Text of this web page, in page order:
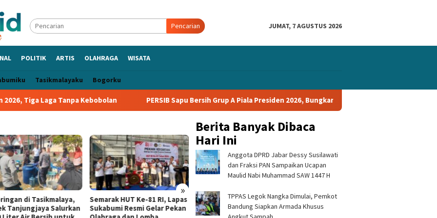
Pencarian JUMAT, 7 AGUSTUS 2026
POLITIK ARTIS OLAHRAGA WISATA
Tasikmalayaku Bogorku
Tiga Laga Tanpa Kebobolan PERSIB Sapu Bersih Grup A Piala Presiden 2026, Bungkam Tampines Rovers 1-0 dan Lolos ke
»
Salurkan
Semarak HUT Ke-81 RI, Lapas
Sukabumi Resmi Gelar Pekan
KKN UMMI dan Disdik
Kabupaten Sukabumi
Nelayan Jaring Tanam dan
Jaring Obor Ujunggenteng
Berita Banyak Dibaca
Hari Ini
Anggota DPRD Jabar Dessy Susilawati
dan Fraksi PAN Sampaikan Ucapan
Maulid Nabi Muhammad SAW 1447 H
TPPAS Legok Nangka Dimulai, Pemkot
Bandung Siapkan Armada Khusus